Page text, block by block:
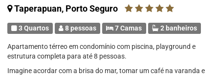
Taperapuan, Porto Seguro
3 Quartos 8 pessoas 7 Camas 2 banheiros
Apartamento térreo em condomínio com piscina, playground e
estrutura completa para até 8 pessoas.
Imagine acordar com a brisa do mar, tomar um café na varanda e